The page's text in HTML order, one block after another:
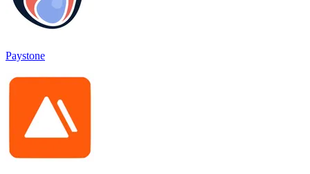
Paystone